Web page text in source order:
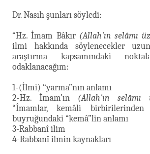
Dr. Nasıh şunları söyledi:
“Hz. İmam Bâkır (Allah'ın selâmı
ilmi hakkında söylenecekler
araştırma kapsamındaki
odaklanacağım:
1-(İlmi) “yarma”nın anlamı
2-Hz. İmam’ın (Allah'ın selâmı
“İmamlar, kemâli birbirilerinden
buyruğundaki “kemâ”lin anlamı
3-Rabbanî ilim
4-Rabbanî ilmin kaynakları